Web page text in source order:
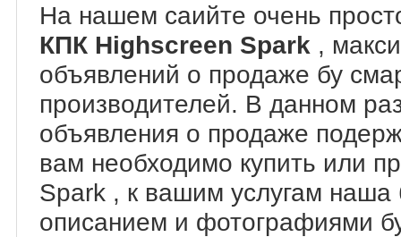
На нашем саийте очень
КПК Highscreen Spark ,
объявлений о продаже бу
производителей. В данном
объявления о продаже
вам необходимо купить или
Spark , к вашим услугам наша
описанием и фотографиями